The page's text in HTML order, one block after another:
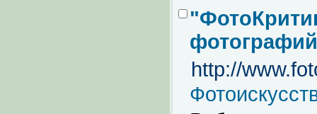
фотографий
http://